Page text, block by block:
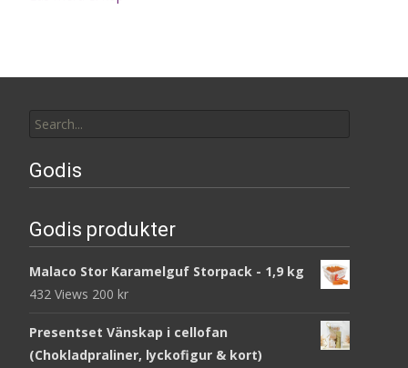
for:
Godis
Godis produkter
Malaco Stor Karamelguf Storpack - 1,9 kg
432 Views 200 kr
Presentset Vänskap i cellofan
(Chokladpraliner, lyckofigur & kort)